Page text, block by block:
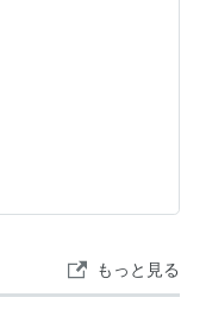
がらなくて困っ
れます。 以上よ
ムキャストに繋
と思い立った次
もっと見る